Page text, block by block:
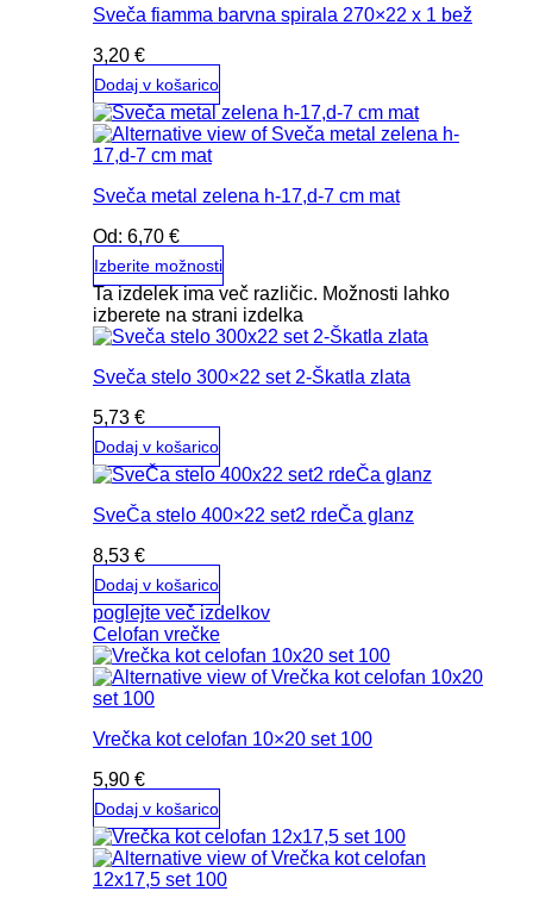
Sveča fiamma barvna spirala 270×22 x 1 bež
3,20 €
Dodaj v košarico
Sveča metal zelena h-17,d-7 cm mat
Od: 6,70 €
Izberite možnosti
Ta izdelek ima več različic. Možnosti lahko
izberete na strani izdelka
Sveča stelo 300×22 set 2-Škatla zlata
5,73 €
Dodaj v košarico
SveČa stelo 400×22 set2 rdeČa glanz
8,53 €
Dodaj v košarico
poglejte več izdelkov
Celofan vrečke
Vrečka kot celofan 10×20 set 100
5,90 €
Dodaj v košarico